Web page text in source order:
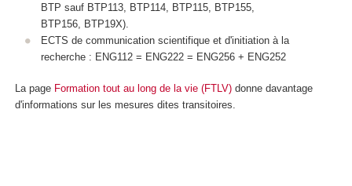
BTP sauf BTP113, BTP114, BTP115, BTP155,
BTP156, BTP19X).
ECTS de communication scientifique et d'initiation à la
recherche : ENG112 = ENG222 = ENG256 + ENG252
La page Formation tout au long de la vie (FTLV) donne davantage
d'informations sur les mesures dites transitoires.